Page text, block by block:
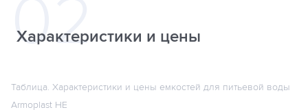
Характеристики и цены
Таблица. Характеристики и цены емкостей для питьевой воды
Armoplast НЕ